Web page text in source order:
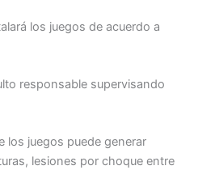
los juegos de acuerdo a
responsable supervisando
los juegos puede generar
lesiones por choque entre